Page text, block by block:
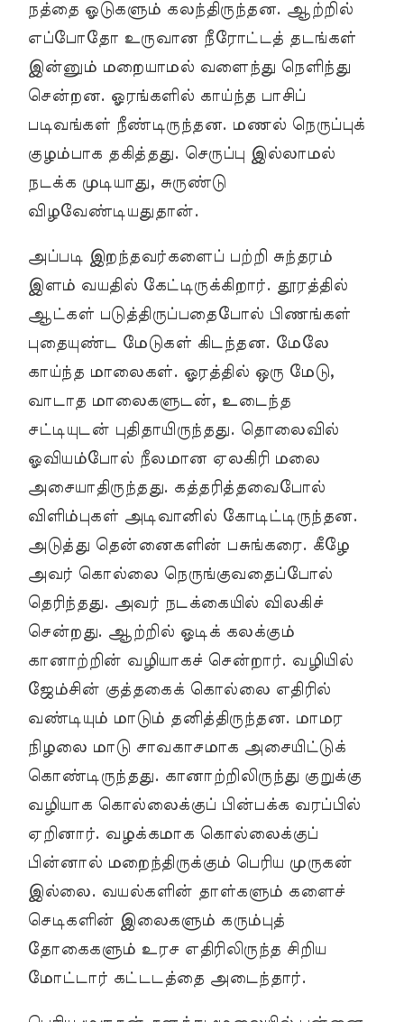
நத்தை ஓடுகளும் கலந்திருந்தன. ஆற்றில்
எப்போதோ உருவான நீரோட்டத் தடங்கள்
இன்னும் மறையாமல் வளைந்து நெளிந்து
சென்றன. ஓரங்களில் காய்ந்த பாசிப்
படிவங்கள் நீண்டிருந்தன. மணல் நெருப்புக்
குழம்பாக தகித்தது. செருப்பு இல்லாமல்
நடக்க முடியாது, சுருண்டு
விழவேண்டியதுதான்.
அப்படி இறந்தவர்களைப் பற்றி சுந்தரம்
இளம் வயதில் கேட்டிருக்கிறார். தூரத்தில்
ஆட்கள் படுத்திருப்பதைபோல் பிணங்கள்
புதையுண்ட மேடுகள் கிடந்தன. மேலே
காய்ந்த மாலைகள். ஓரத்தில் ஒரு மேடு,
வாடாத மாலைகளுடன், உடைந்த
சட்டியுடன் புதிதாயிருந்தது. தொலைவில்
ஓவியம்போல் நீலமான ஏலகிரி மலை
அசையாதிருந்தது. கத்தரித்தவைபோல்
விளிம்புகள் அடிவானில் கோடிட்டிருந்தன.
அடுத்து தென்னைகளின் பசுங்கரை. கீழே
அவர் கொல்லை நெருங்குவதைப்போல்
தெரிந்தது. அவர் நடக்கையில் விலகிச்
சென்றது. ஆற்றில் ஓடிக் கலக்கும்
கானாற்றின் வழியாகச் சென்றார். வழியில்
ஜேம்சின் குத்தகைக் கொல்லை எதிரில்
வண்டியும் மாடும் தனித்திருந்தன. மாமர
நிழலை மாடு சாவகாசமாக அசையிட்டுக்
கொண்டிருந்தது. கானாற்றிலிருந்து குறுக்கு
வழியாக கொல்லைக்குப் பின்பக்க வரப்பில்
ஏறினார். வழக்கமாக கொல்லைக்குப்
பின்னால் மறைந்திருக்கும் பெரிய முருகன்
இல்லை. வயல்களின் தாள்களும் களைச்
செடிகளின் இலைகளும் கரும்புத்
தோகைகளும் உரச எதிரிலிருந்த சிறிய
மோட்டார் கட்டடத்தை அடைந்தார்.